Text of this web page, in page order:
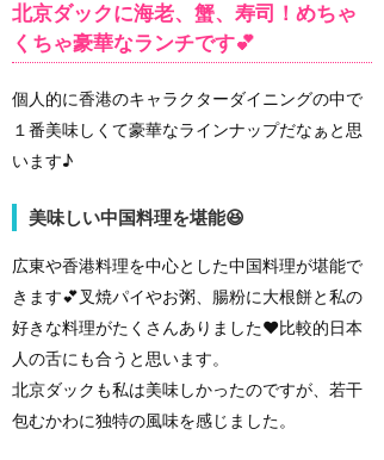
北京ダックに海老、蟹、寿司！めちゃ
くちゃ豪華なランチです💕
個人的に香港のキャラクターダイニングの中で
１番美味しくて豪華なラインナップだなぁと思
います♪
美味しい中国料理を堪能😆
広東や香港料理を中心とした中国料理が堪能で
きます💕叉焼パイやお粥、腸粉に大根餅と私の
好きな料理がたくさんありました❤️比較的日本
人の舌にも合うと思います。
北京ダックも私は美味しかったのですが、若干
包むかわに独特の風味を感じました。